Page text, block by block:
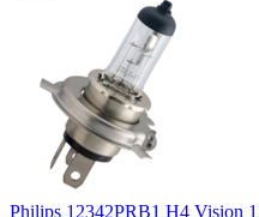
Philips 12342PRB1 H4 Vision